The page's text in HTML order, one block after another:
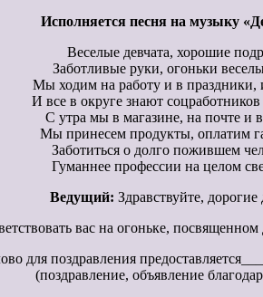
Исполняется песня на музыку
Веселые девчата, хорошие
Заботливые руки, огоньки
Мы ходим на работу и в праздники,
И все в округе знают
С утра мы в магазине, на почте и в
Мы принесем продукты, оплатим
Заботиться о долго пожившем
Гуманнее профессии на целом
Ведущий: Здравствуйте, дорогие
вас на огоньке,
для поздравления
(поздравление, объявление